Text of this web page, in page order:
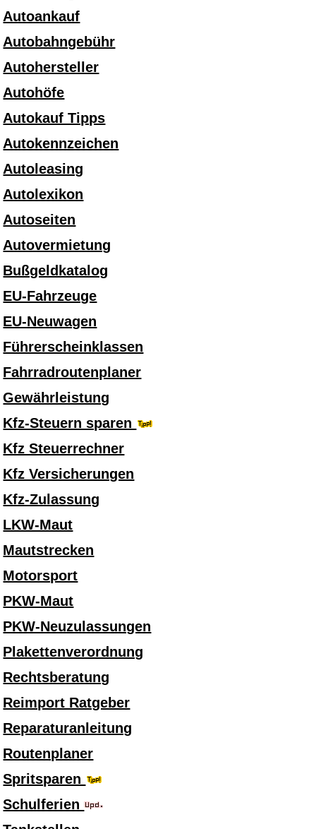
Autoankauf
Autobahngebühr
Autohersteller
Autohöfe
Autokauf Tipps
Autokennzeichen
Autoleasing
Autolexikon
Autoseiten
Autovermietung
Bußgeldkatalog
EU-Fahrzeuge
EU-Neuwagen
Führerscheinklassen
Fahrradroutenplaner
Gewährleistung
Kfz-Steuern sparen
Kfz Steuerrechner
Kfz Versicherungen
Kfz-Zulassung
LKW-Maut
Mautstrecken
Motorsport
PKW-Maut
PKW-Neuzulassungen
Plakettenverordnung
Rechtsberatung
Reimport Ratgeber
Reparaturanleitung
Routenplaner
Spritsparen
Schulferien